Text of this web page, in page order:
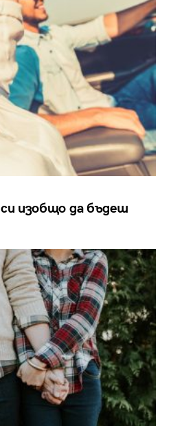
изобщо да бъдеш